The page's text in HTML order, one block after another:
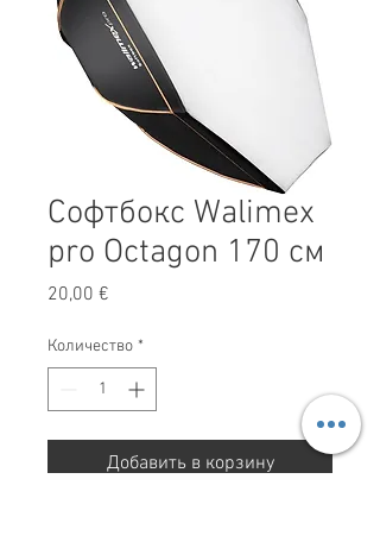
Софтбокс Walimex
pro Octagon 170 см
20,00 €
Количество *
Добавить в корзину